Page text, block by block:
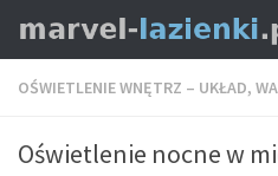
OŚWIETLENIE WNĘTRZ – UKŁAD,
Oświetlenie nocne w